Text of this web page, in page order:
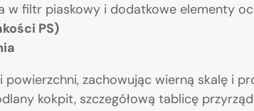
w filtr piaskowy i dodatkowe elementy
PS)
zachowując wierną skalę i
kokpit, szczegółową tablicę